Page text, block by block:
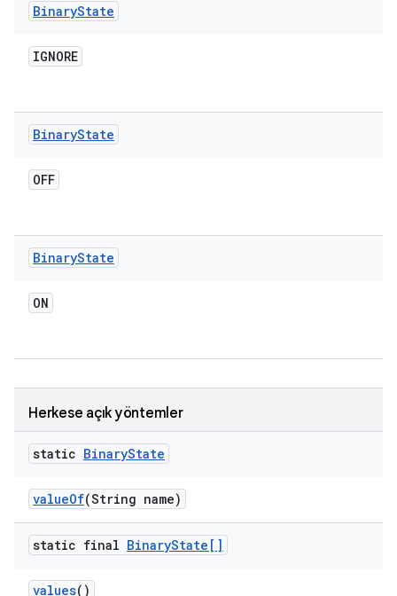
BinaryState
IGNORE
BinaryState
OFF
BinaryState
ON
Herkese açık yöntemler
static BinaryState
valueOf(String name)
static final BinaryState[]
values()